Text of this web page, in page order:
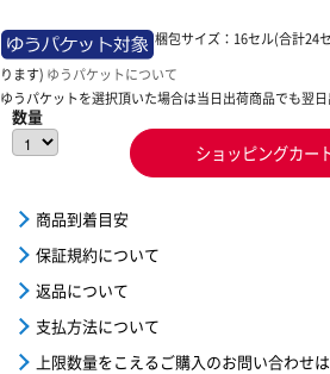
梱包サイズ：16セル(合計24
ります) ゆうパケットについて
ゆうパケットを選択頂いた場合は当日出荷商品でも翌
数量
ショッピングカー
商品到着目安
保証規約について
返品について
支払方法について
上限数量をこえるご購入のお問い合わせ